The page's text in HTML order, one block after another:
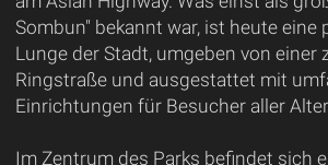
Sombun" bekannt war, ist heute eine
Lunge der Stadt, umgeben von einer
Ringstraße und ausgestattet mit
Einrichtungen für Besucher aller
Im Zentrum des Parks befindet sich